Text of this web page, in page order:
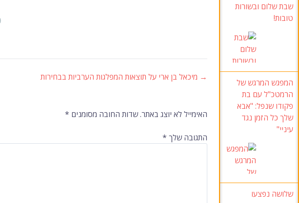
ניווט
ברשומות
→ מיכאל בן ארי על תוצאות המפלגות הערביות בבחירות
האימייל לא יוצג באתר.שדות החובה מסומנים *
התגובה שלך *
שבת שלום ובשורות
טובות!
המפגש המרגש של
הרמטכ"ל עם בת
פקודו שנפל: "אבא
שלך כל הזמן נגד
עיניי"
שלושה נפצעו